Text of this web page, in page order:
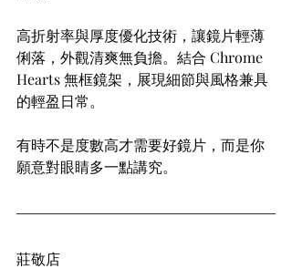
高折射率與厚度優化技術，讓鏡片輕薄
俐落，外觀清爽無負擔。結合 Chrome
Hearts 無框鏡架，展現細節與風格兼具
的輕盈日常。
有時不是度數高才需要好鏡片，而是你
願意對眼睛多一點講究。
莊敬店